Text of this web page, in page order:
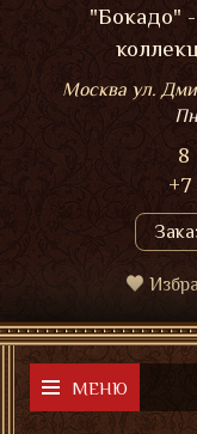
"Бокадо"
Москва ул.
8
МЕНЮ